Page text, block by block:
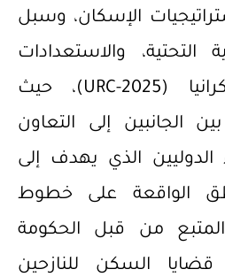
الإسكان، وسبل
التحتية، والاستعدادات
لمؤتمر تعافي أوكرانيا (URC-2025)، حيث
الجانبين إلى التعاون
الدوليين الذي يهدف إلى
الواقعة على خطوط
المتبع من قبل الحكومة
قضايا السكن للنازحين